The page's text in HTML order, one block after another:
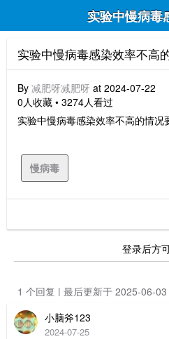
实验中慢病毒
实验中慢病毒感染效率不高
By 减肥呀减肥呀 at 2024-07-22
0人收藏 • 3274人看过
实验中慢病毒感染效率不高的情况
慢病毒
登录后方
1 个回复 | 最后更新于 2025-06-03
小脑斧123
2024-07-25